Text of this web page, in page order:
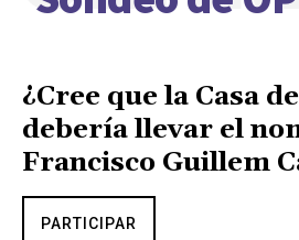
¿Cree que la Casa
debería llevar el
Francisco Guillem
PARTICIPAR